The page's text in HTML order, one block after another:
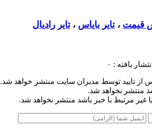
قیمت ،تایر بایاس ،تایر رادیال
انتشار یافته : ۰
تایید توسط مدیران سایت منتشر خواهد شد.
منتشر نخواهد شد.
غیر مرتبط با خبر باشد منتشر نخواهد شد.